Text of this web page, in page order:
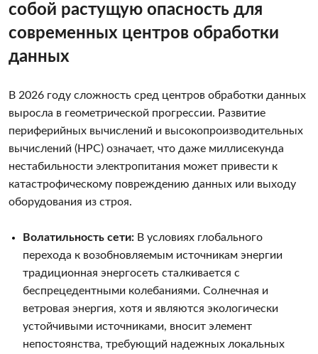
собой растущую опасность для
современных центров обработки
данных
В 2026 году сложность сред центров обработки данных
выросла в геометрической прогрессии. Развитие
периферийных вычислений и высокопроизводительных
вычислений (HPC) означает, что даже миллисекунда
нестабильности электропитания может привести к
катастрофическому повреждению данных или выходу
оборудования из строя.
Волатильность сети: В условиях глобального
перехода к возобновляемым источникам энергии
традиционная энергосеть сталкивается с
беспрецедентными колебаниями. Солнечная и
ветровая энергия, хотя и являются экологически
устойчивыми источниками, вносит элемент
непостоянства, требующий надежных локальных